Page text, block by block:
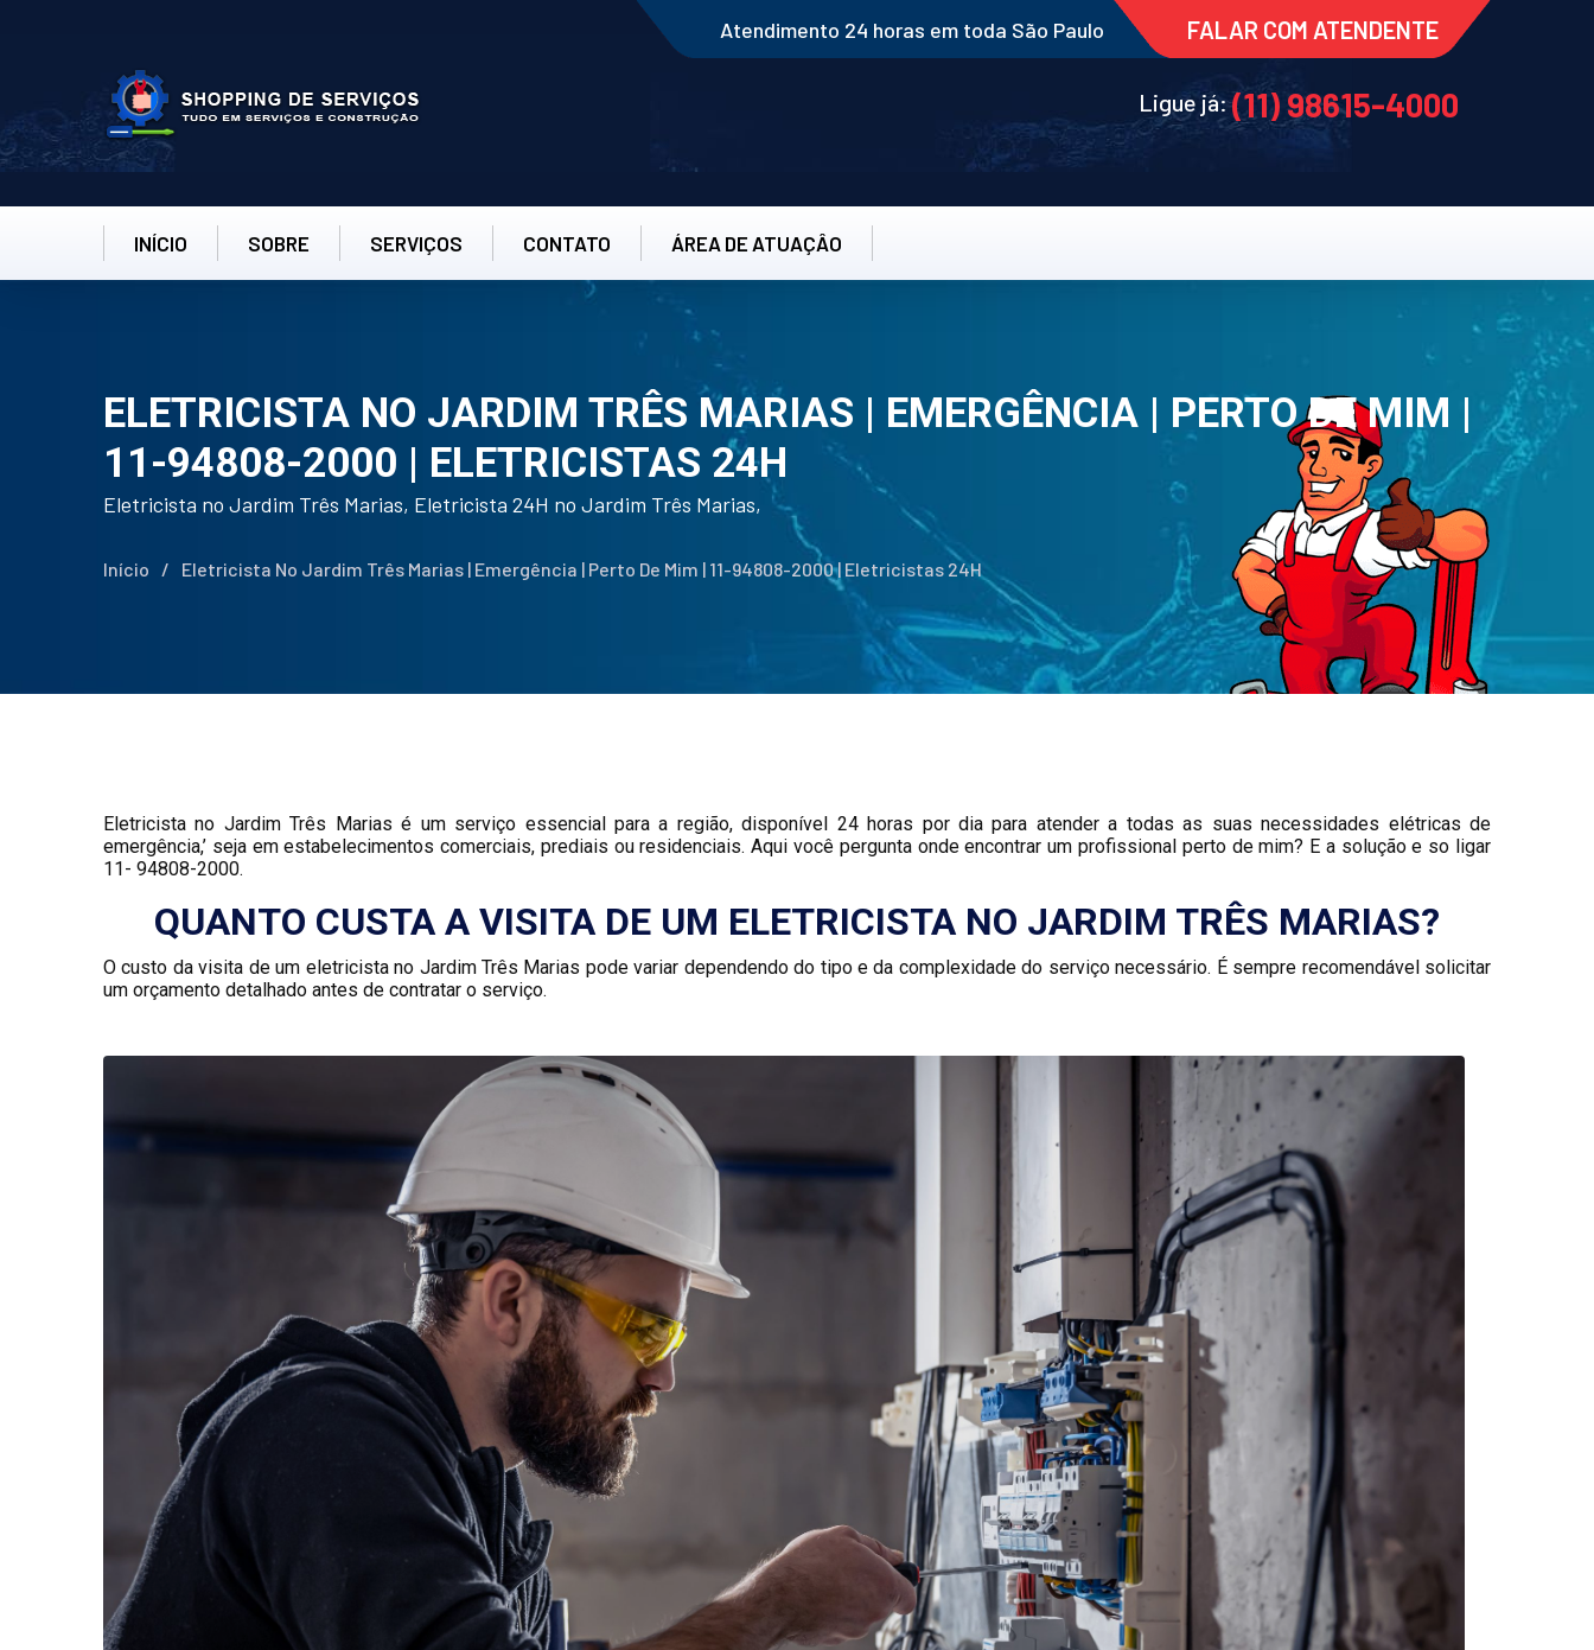
Atendimento 24 horas em toda São Paulo FALAR COM ATENDENTE
Ligue já:(11) 98615-4000
INÍCIO SOBRE SERVIÇOS CONTATO ÁREA DE ATUAÇÂO
ELETRICISTA NO JARDIM TRÊS MARIAS | EMERGÊNCIA | PERTO DE MIM |
11-94808-2000 | ELETRICISTAS 24H
Eletricista no Jardim Três Marias, Eletricista 24H no Jardim Três Marias,
Início / Eletricista No Jardim Três Marias | Emergência | Perto De Mim | 11-94808-2000 | Eletricistas 24H
Eletricista no Jardim Três Marias é um serviço essencial para a região, disponível 24 horas por dia para atender a todas as suas necessidades elétricas de
emergência,’ seja em estabelecimentos comerciais, prediais ou residenciais. Aqui você pergunta onde encontrar um profissional perto de mim? E a solução e so ligar
11- 94808-2000.
QUANTO CUSTA A VISITA DE UM ELETRICISTA NO JARDIM TRÊS MARIAS?
O custo da visita de um eletricista no Jardim Três Marias pode variar dependendo do tipo e da complexidade do serviço necessário. É sempre recomendável solicitar
um orçamento detalhado antes de contratar o serviço.